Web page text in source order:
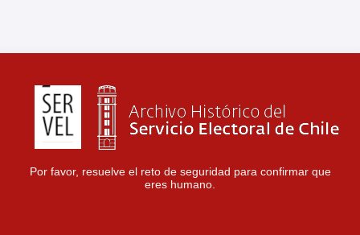
Por favor, resuelve el reto de seguridad para confirmar que
eres humano.